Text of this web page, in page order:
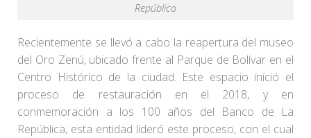
República
Recientemente se llevó a cabo la reapertura del museo
del Oro Zenú, ubicado frente al Parque de Bolívar en el
Centro Histórico de la ciudad. Este espacio inició el
proceso de restauración en el 2018, y en
conmemoración a los 100 años del Banco de La
República, esta entidad lideró este proceso, con el cual